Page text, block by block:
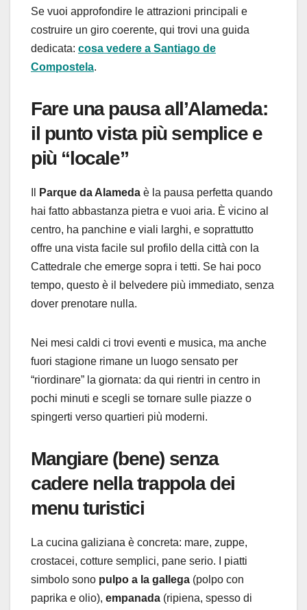
Se vuoi approfondire le attrazioni principali e
costruire un giro coerente, qui trovi una guida
dedicata: cosa vedere a Santiago de
Compostela.
Fare una pausa all’Alameda:
il punto vista più semplice e
più “locale”
Parque da Alameda è la pausa perfetta quando
hai fatto abbastanza pietra e vuoi aria. È vicino al
centro, ha panchine e viali larghi, e soprattutto
offre una vista facile sul profilo della città con la
Cattedrale che emerge sopra i tetti. Se hai poco
tempo, questo è il belvedere più immediato, senza
dover prenotare nulla.
Nei mesi caldi ci trovi eventi e musica, ma anche
fuori stagione rimane un luogo sensato per
“riordinare” la giornata: da qui rientri in centro in
pochi minuti e scegli se tornare sulle piazze o
spingerti verso quartieri più moderni.
Mangiare (bene) senza
cadere nella trappola dei
menu turistici
La cucina galiziana è concreta: mare, zuppe,
crostacei, cotture semplici, pane serio. I piatti
simbolo sono pulpo a la gallega (polpo con
paprika e olio), empanada (ripiena, spesso di